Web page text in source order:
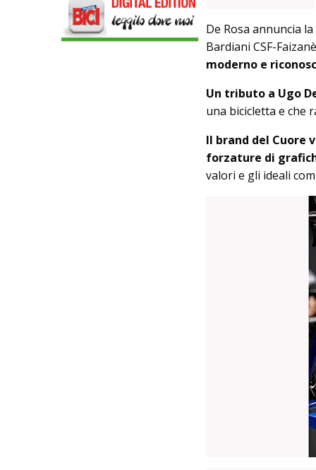
AL MANUBRIO LEGGERA ED
ECONOMICA
ABBIGLIAMENTO
NALINI. APPUNTAMENTO A IBF PER
De Rosa annuncia
Bardiani CSF-
moderno e
Un tributo a Ugo
una bicicletta e che
Il brand del Cuore
forzature di
valori e gli ideali